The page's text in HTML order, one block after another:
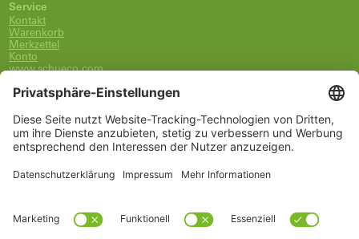
Service
Kontakt
Warenkorb
Merkzettel
Konto
www.schueco.com
0800-400-4007
kostenlos aus dem dt. Festnetz
Unsere Marken
Alle Marken
Schüco International KG
Kategorien